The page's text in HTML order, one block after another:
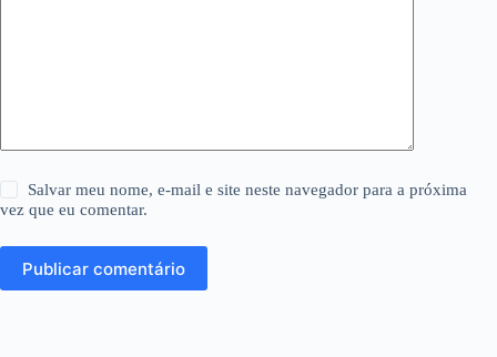
Salvar meu nome, e-mail e site neste navegador para a próxima
vez que eu comentar.
Publicar comentário